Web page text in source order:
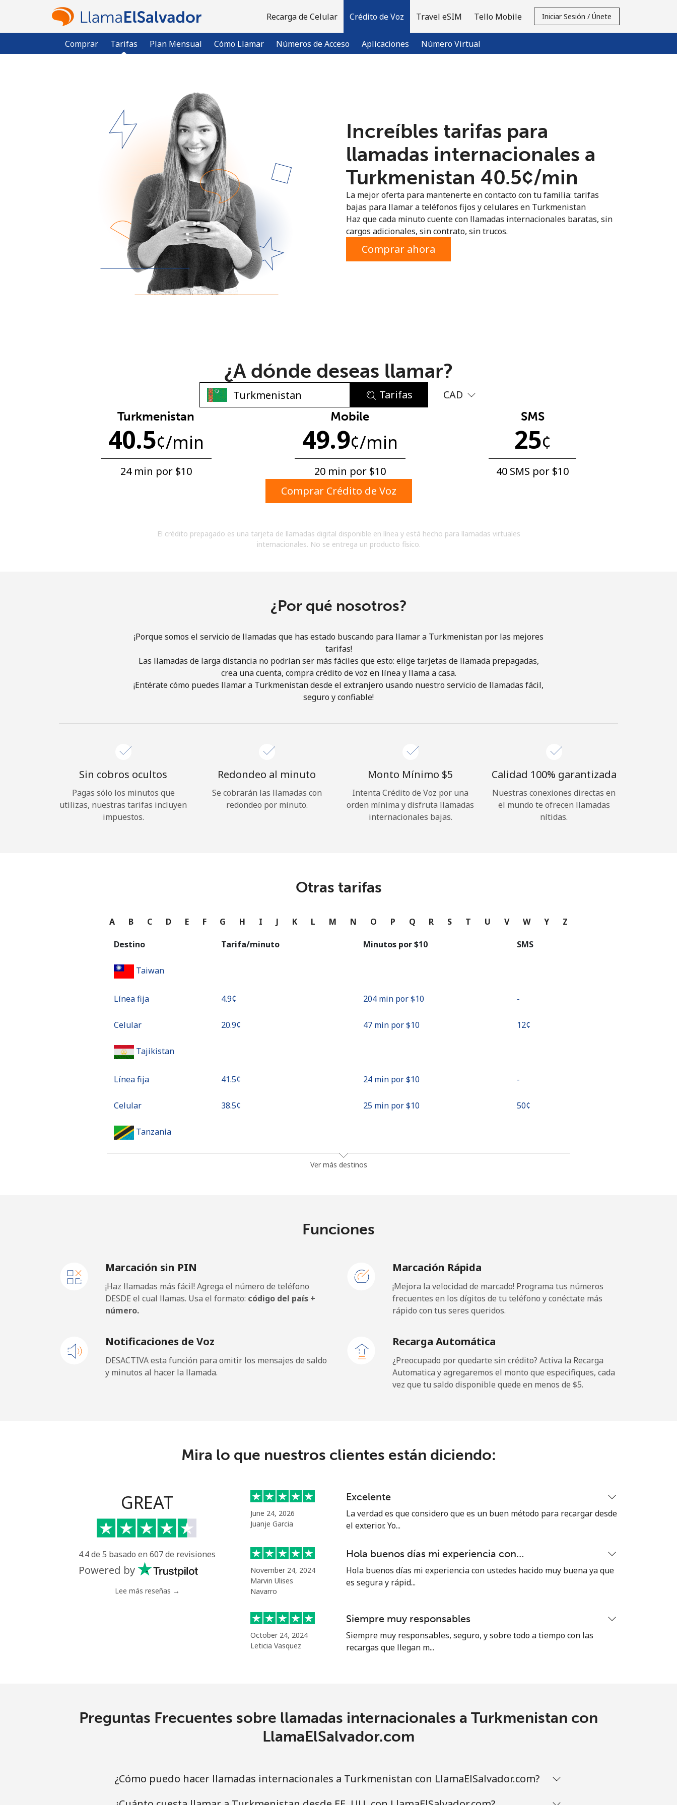
Recarga de Celular Crédito de Voz
Comprar Tarifas Plan Mensual Cómo Llamar Números de Acceso Aplicaciones Número Virtual
Travel eSIM Tello Mobile Iniciar Sesión / Únete
¿Ya tienes una cuenta? Inicia sesión →
Regístrate con
No se ha creado una contraseña
Mínimo 8 caracteres
Una letra mayúscula y una minúscula
Un caracter especial
acuerdo con estos
Términos y condiciones.
Únete
¡Hola!
Continuar con
Increíbles tarifas para
llamadas internacionales a
Turkmenistan ⁦40.5¢⁩/min
La mejor oferta para mantenerte en contacto con tu familia: tarifas
bajas para llamar a teléfonos fijos y celulares en Turkmenistan
Haz que cada minuto cuente con llamadas internacionales baratas, sin
cargos adicionales, sin contrato, sin trucos.
Comprar ahora
¿A dónde deseas llamar?
Tarifas CAD
Turkmenistan
40.5¢/min
24 min por ⁦$10⁩
Mobile
49.9¢/min
20 min por ⁦$10⁩
SMS
25¢
40 SMS por ⁦$10⁩
Comprar Crédito de Voz
El crédito prepagado es una tarjeta de llamadas digital disponible en línea y está hecho para llamadas virtuales
internacionales. No se entrega un producto físico.
¿Por qué nosotros?
¡Porque somos el servicio de llamadas que has estado buscando para llamar a Turkmenistan por las mejores
tarifas!
Las llamadas de larga distancia no podrían ser más fáciles que esto: elige tarjetas de llamada prepagadas,
crea una cuenta, compra crédito de voz en línea y llama a casa.
¡Entérate cómo puedes llamar a Turkmenistan desde el extranjero usando nuestro servicio de llamadas fácil,
seguro y confiable!
Sin cobros ocultos
Pagas sólo los minutos que
utilizas, nuestras tarifas incluyen
impuestos.
Redondeo al minuto
Se cobrarán las llamadas con
redondeo por minuto.
Monto Mínimo ⁦$5⁩
Intenta Crédito de Voz por una
orden mínima y disfruta llamadas
internacionales bajas.
Calidad 100% garantizada
Nuestras conexiones directas en
el mundo te ofrecen llamadas
nítidas.
Otras tarifas
A B C D E F G H I J K L M N O P Q R S T U V W Y Z
Destino Tarifa/minuto Minutos por ⁦$10⁩ SMS
Taiwan
Línea fija ⁦4.9¢⁩ 204 min por ⁦$10⁩ -
Celular ⁦20.9¢⁩ 47 min por ⁦$10⁩ ⁦12¢⁩
Tajikistan
Línea fija ⁦41.5¢⁩ 24 min por ⁦$10⁩ -
Celular ⁦38.5¢⁩ 25 min por ⁦$10⁩ ⁦50¢⁩
Tanzania
Celular 204 min por ⁦$10⁩
Togo
Celular 18 min por ⁦$10⁩
Tokelau
⁦187.5¢⁩ 5 min por ⁦$10⁩
Trinidad And Tobago
Línea fija
Tunisia
6 min por ⁦$10⁩
6 min por ⁦$10⁩
Celular ⁦40.9¢⁩ 24 min por ⁦$10⁩ ⁦8¢⁩
Línea fija ⁦40.5¢⁩ 24 min por ⁦$10⁩ -
Ver más destinos
Funciones
Marcación sin PIN
¡Haz llamadas más fácil! Agrega el número de teléfono
DESDE el cual llamas. Usa el formato: código del país +
número.
Marcación Rápida
¡Mejora la velocidad de marcado! Programa tus números
frecuentes en los dígitos de tu teléfono y conéctate más
rápido con tus seres queridos.
Notificaciones de Voz
DESACTIVA esta función para omitir los mensajes de saldo
y minutos al hacer la llamada.
Recarga Automática
¿Preocupado por quedarte sin crédito? Activa la Recarga
Automatica y agregaremos el monto que especifiques, cada
vez que tu saldo disponible quede en menos de ⁦$5⁩.
Mira lo que nuestros clientes están diciendo:
GREAT
4.4 de 5 basado en 607 de revisiones
Powered by
Lee más reseñas →
June 24, 2026
Juanje Garcia
Excelente
La verdad es que considero que es un buen método para recargar desde
el exterior. Yo...
November 24, 2024
Marvin Ulises
Navarro
Hola buenos días mi experiencia con…
Hola buenos días mi experiencia con ustedes hacido muy buena ya que
es segura y rápid...
October 24, 2024
Leticia Vasquez
Siempre muy responsables
Siempre muy responsables, seguro, y sobre todo a tiempo con las
recargas que llegan m...
Preguntas Frecuentes sobre llamadas internacionales a Turkmenistan con
LlamaElSalvador.com
¿Cómo puedo hacer llamadas internacionales a Turkmenistan con LlamaElSalvador.com?